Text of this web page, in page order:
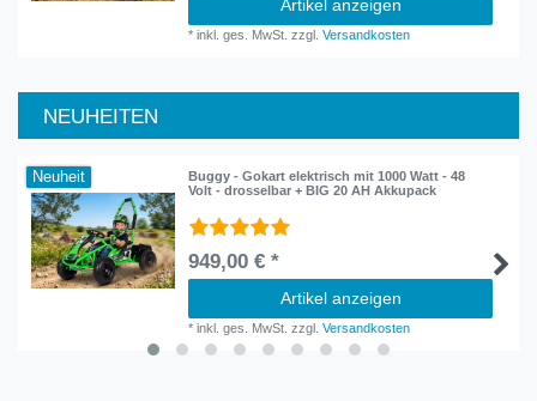
Artikel anzeigen
*inkl. ges. MwSt. zzgl.Versandkosten
NEUHEITEN
Neuheit
Buggy - Gokart elektrisch mit 1000 Watt - 48
Volt - drosselbar + BIG 20 AH Akkupack
949,00 € *
Artikel anzeigen
*inkl. ges. MwSt. zzgl.Versandkosten